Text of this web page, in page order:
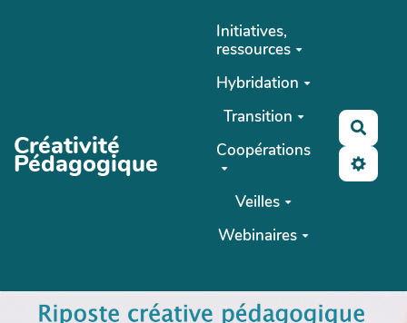
Créativité
Pédagogique
Initiatives,
ressources
Hybridation
Transition
Coopérations
Veilles
Webinaires